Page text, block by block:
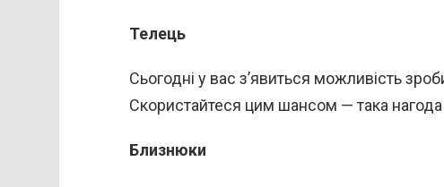
Телець
Сьогодні у вас з’явиться можливість
Скористайтеся цим шансом — така
Близнюки